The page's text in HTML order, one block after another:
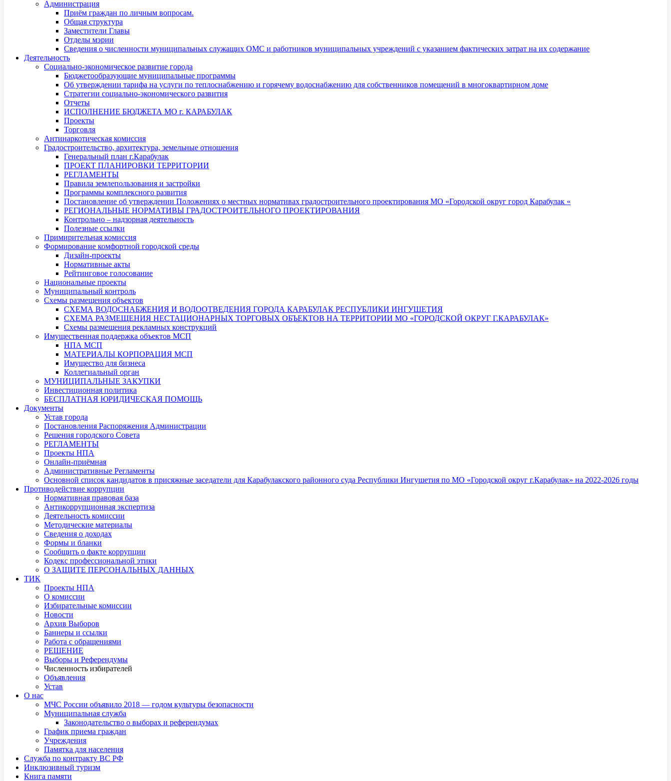
Администрация
Приём граждан по личным вопросам.
Общая структура
Заместители Главы
Отделы мэрии
Сведения о численности муниципальных служащих ОМС и работников муниципальных учреждений с указанием фактических затрат на их содержание
Деятельность
Социально-экономическое развитие города
Бюджетообразующие муниципальные программы
Об утверждении тарифа на услуги по теплоснабжению и горячему водоснабжению для собственников помещений в многоквартирном доме
Стратегии социально-экономического развития
Отчеты
ИСПОЛНЕНИЕ БЮДЖЕТА МО г. КАРАБУЛАК
Проекты
Торговля
Антинаркотическая комиссия
Градостроительство, архитектура, земельные отношения
Генеральный план г.Карабулак
ПРОЕКТ ПЛАНИРОВКИ ТЕРРИТОРИИ
РЕГЛАМЕНТЫ
Правила землепользования и застройки
Программы комплексного развития
Постановление об утверждении Положениях о местных нормативах градостроительного проектирования МО «Городской округ город Карабулак «
РЕГИОНАЛЬНЫЕ НОРМАТИВЫ ГРАДОСТРОИТЕЛЬНОГО ПРОЕКТИРОВАНИЯ
Контрольно – надзорная деятельность
Полезные ссылки
Примирительная комиссия
Формирование комфортной городской среды
Дизайн-проекты
Нормативные акты
Рейтинговое голосование
Национальные проекты
Муниципальный контроль
Схемы размещения объектов
СХЕМА ВОДОСНАБЖЕНИЯ И ВОДООТВЕДЕНИЯ ГОРОДА КАРАБУЛАК РЕСПУБЛИКИ ИНГУШЕТИЯ
СХЕМА РАЗМЕЩЕНИЯ НЕСТАЦИОНАРНЫХ ТОРГОВЫХ ОБЪЕКТОВ НА ТЕРРИТОРИИ МО «ГОРОДСКОЙ ОКРУГ Г.КАРАБУЛАК»
Схемы размещения рекламных конструкций
Имущественная поддержка объектов МСП
НПА МСП
МАТЕРИАЛЫ КОРПОРАЦИЯ МСП
Имущество для бизнеса
Коллегиальный орган
МУНИЦИПАЛЬНЫЕ ЗАКУПКИ
Инвестиционная политика
БЕСПЛАТНАЯ ЮРИДИЧЕСКАЯ ПОМОЩЬ
Документы
Устав города
Постановления Распоряжения Администрации
Решения городского Совета
РЕГЛАМЕНТЫ
Проекты НПА
Онлайн-приёмная
Административные Регламенты
Основной список кандидатов в присяжные заседатели для Карабулакского районного суда Республики Ингушетия по МО «Городской округ г.Карабулак» на 2022-2026 годы
Противодействие коррупции
Нормативная правовая база
Антикоррупционная экспертиза
Деятельность комиссии
Методические материалы
Сведения о доходах
Формы и бланки
Сообщить о факте коррупции
Кодекс профессиональной этики
О ЗАЩИТЕ ПЕРСОНАЛЬНЫХ ДАННЫХ
ТИК
Проекты НПА
О комиссии
Избирательные комиссии
Новости
Архив Выборов
Баннеры и ссылки
Работа с обращениями
РЕШЕНИЕ
Выборы и Референдумы
Численность избирателей
Объявления
Устав
О нас
МЧС России объявило 2018 — годом культуры безопасности
Муниципальная служба
Законодательство о выборах и референдумах
График приема граждан
Учреждения
Памятка для населения
Служба по контракту ВС РФ
Инклюзивный туризм
Книга памяти